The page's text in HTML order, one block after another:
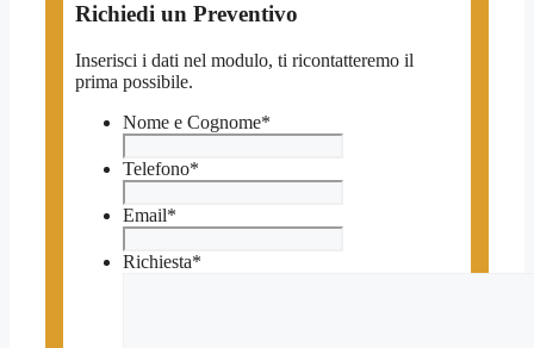
Richiedi un Preventivo
Inserisci i dati nel modulo, ti ricontatteremo il
prima possibile.
Nome e Cognome*
Telefono*
Email*
Richiesta*